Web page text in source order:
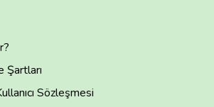
Şartları
Sözleşmesi